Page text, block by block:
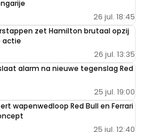
26 jul. 18:45
zet Hamilton brutaal opzij
actie
26 jul. 13:35
alarm na nieuwe tegenslag Red
25 jul. 19:00
wapenwedloop Red Bull en Ferrari
25 jul. 12:40